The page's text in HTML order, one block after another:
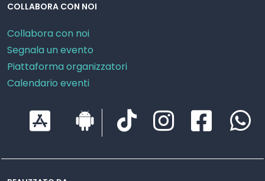
COLLABORA CON NOI
Collabora con noi
Segnala un evento
Piattaforma organizzatori
Calendario eventi